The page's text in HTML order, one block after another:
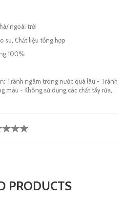
ngoài trời
su, Chất liệu tổng hợp
100%
Tránh ngâm trong nước quá lâu - Tránh
màu - Không sử dụng các chất tẩy rửa,
PRODUCTS